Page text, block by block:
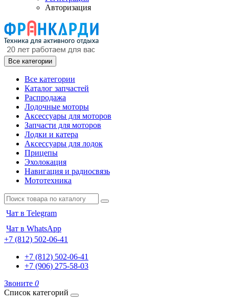
Авторизация
Все категории
Все категории
Каталог запчастей
Распродажа
Лодочные моторы
Аксессуары для моторов
Запчасти для моторов
Лодки и катера
Аксессуары для лодок
Прицепы
Эхолокация
Навигация и радиосвязь
Мототехника
Чат в Telegram
Чат в WhatsApp
+7 (812) 502-06-41
+7 (812) 502-06-41
+7 (906) 275-58-03
Звоните 0
Список категорий